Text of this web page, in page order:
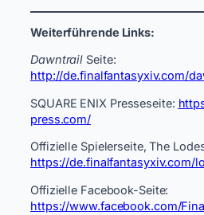
Weiterführende Links:
Dawntrail Seite:
http://de.finalfantasyxiv.com/
SQUARE ENIX Presseseite:
press.com/
Offizielle Spielerseite, The
https://de.finalfantasyxiv.com/
Offizielle Facebook-Seite:
https://www.facebook.com/